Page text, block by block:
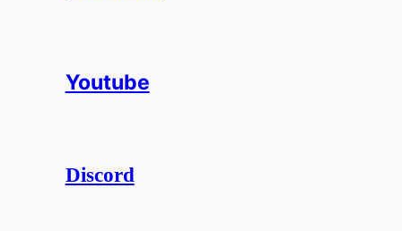
Youtube
Discord